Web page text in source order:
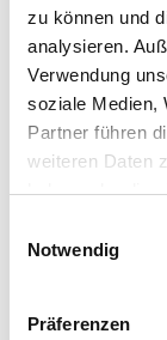
zu können und
analysieren.
Verwendung
soziale Medien,
Partner führen
weiteren Daten
haben oder die
Cookies, wenn
Notwendig
Präferenzen
OG -
Spessartstr.
63165
64839
OG -